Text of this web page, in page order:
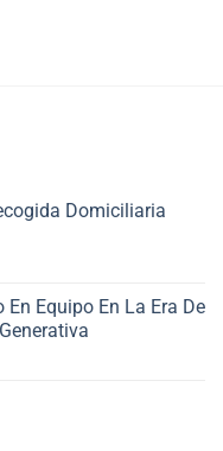
Domiciliaria
Equipo En La Era De